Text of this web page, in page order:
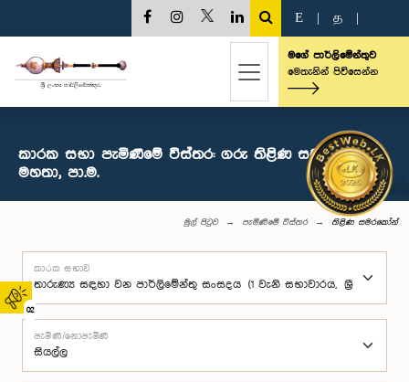
02
E த
මගේ පාර්ලිමේන්තුව
මෙතැනින් පිවිසෙන්න
කාරක සභා පැමිණීමේ විස්තර: ගරු තිළිණ සමරකෝන්
මහතා, පා.ම.
මුල් පිටුව පැමිණීමේ විස්තර තිළිණ සමරකෝන්
කාරක සභාව
පැමිණි/නොපැමිණි